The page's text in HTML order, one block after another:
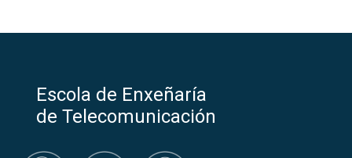
Escola de Enxeñaría
de Telecomunicación